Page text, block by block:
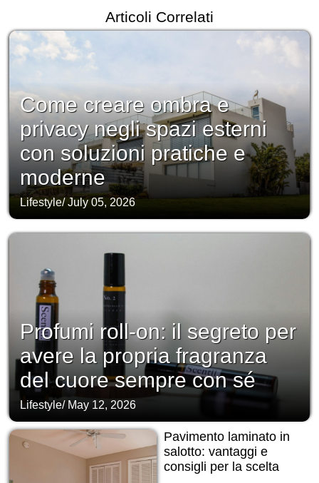
Articoli Correlati
Come creare ombra e
privacy negli spazi esterni
con soluzioni pratiche e
moderne
Lifestyle/July 05, 2026
Profumi roll-on: il segreto per
avere la propria fragranza
del cuore sempre con sé
Lifestyle/ May 12, 2026
Pavimento laminato in
salotto: vantaggi e
consigli per la scelta